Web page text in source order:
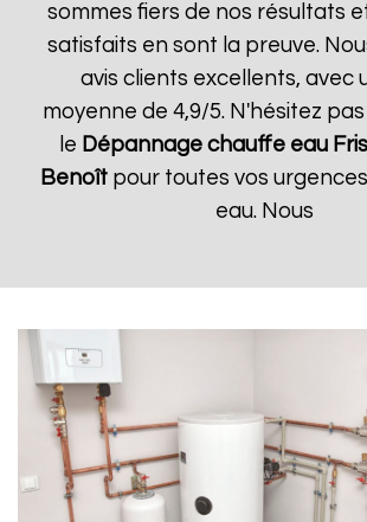
sommes fiers de nos résultats
satisfaits en sont la preuve.
avis clients excellents, avec
moyenne de 4,9/5. N'hésitez
le Dépannage chauffe eau
Benoîtpour toutes vos
eau. Nous